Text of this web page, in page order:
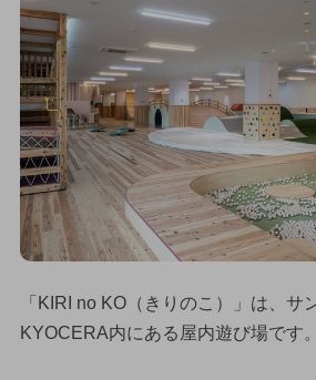
「KIRI no KO（きりのこ）」は、サ
KYOCERA内にある屋内遊び場です。